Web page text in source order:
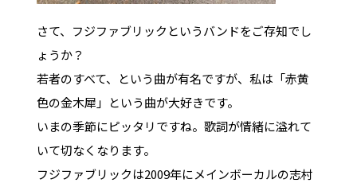
さて、フジファブリックというバンドをご存知でし
ょうか？
若者のすべて、という曲が有名ですが、私は「赤黄
色の金木犀」という曲が大好きです。
いまの季節にピッタリですね。歌詞が情緒に溢れて
いて切なくなります。
フジファブリックは2009年にメインボーカルの志村